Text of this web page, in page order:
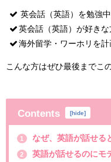
英会話（英語）を勉強
英会話（英語）が好きな
海外留学・ワーホリを
こんな方はぜひ最後までこ
Contents [hide]
1 なぜ、英語が話せる
2 英語が話せるのにモ